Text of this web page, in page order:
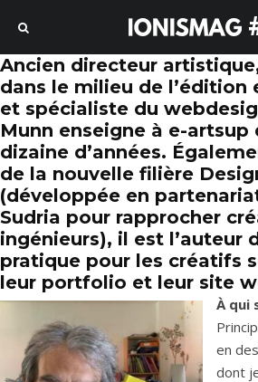
Ancien directeur
dans le milieu de l’édition
et spécialiste du
Munn enseigne à e-artsup
dizaine d’années.
de la nouvelle filière
(développée en
Sudria pour rapprocher
ingénieurs), il est l’auteur
pratique pour les créatifs
leur portfolio et leur site
À qui
en
dont